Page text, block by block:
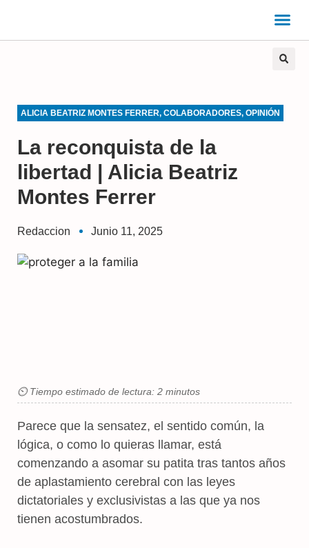
ALICIA BEATRIZ MONTES FERRER, COLABORADORES, OPINIÓN
La reconquista de la
libertad | Alicia Beatriz
Montes Ferrer
Redaccion Junio 11, 2025
⏲ Tiempo estimado de lectura: 2 minutos
Parece que la sensatez, el sentido común, la
lógica, o como lo quieras llamar, está
comenzando a asomar su patita tras tantos años
de aplastamiento cerebral con las leyes
dictatoriales y exclusivistas a las que ya nos
tienen acostumbrados.